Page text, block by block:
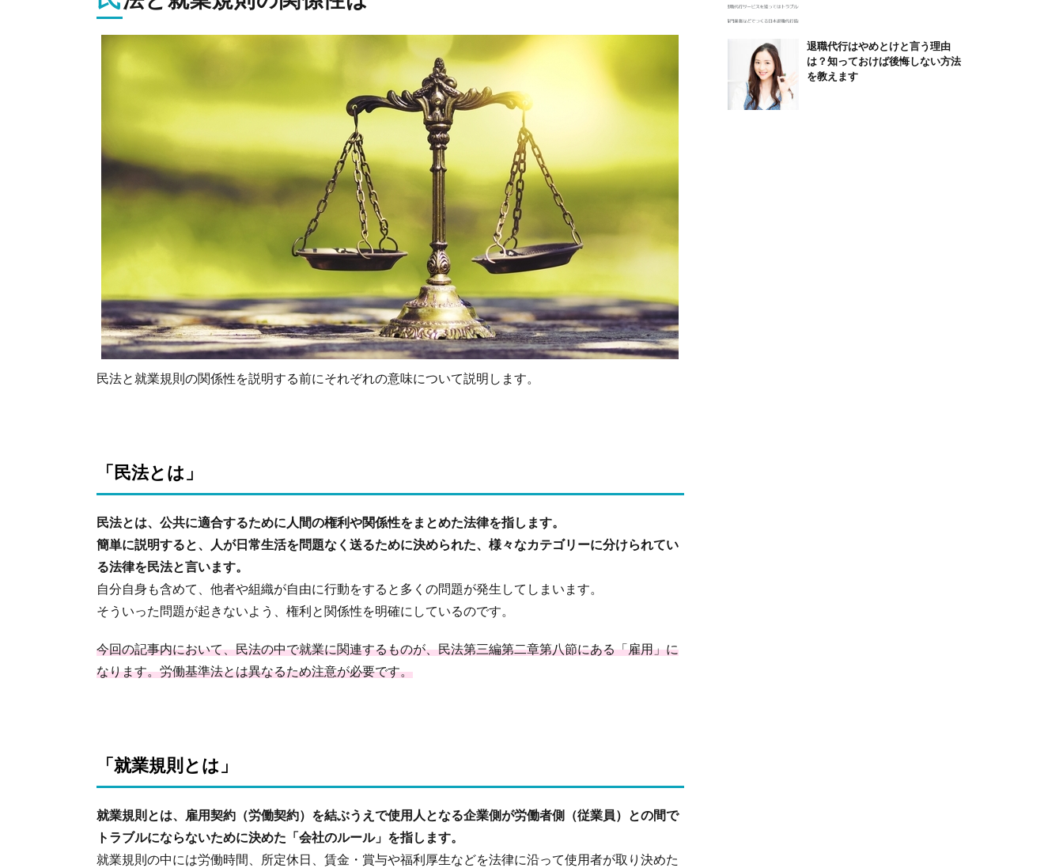
業
1.1.
「民
法と
「就
は」
2.
人事
は知
って
則は
どち
上？
3.
退職
代行
ビス
相談
が増
性
ま
と
め
民法と就業規則の関係性を説明する前にそれぞれの意味について説明します。
「民法とは」
民法とは、公共に適合するために人間の権利や関係性をまとめた法律を指します。
簡単に説明すると、人が日常生活を問題なく送るために決められた、様々なカテゴリーに分けられてい
る法律を民法と言います。
自分自身も含めて、他者や組織が自由に行動をすると多くの問題が発生してしまいます。
そういった問題が起きないよう、権利と関係性を明確にしているのです。
今回の記事内において、民法の中で就業に関連するものが、民法第三編第二章第八節にある「雇用」に
なります。労働基準法とは異なるため注意が必要です。
「就業規則とは」
就業規則とは、雇用契約（労働契約）を結ぶうえで使用人となる企業側が労働者側（従業員）との間で
トラブルにならないために決めた「会社のルール」を指します。
就業規則の中には労働時間、所定休日、賃金・賞与や福利厚生などを法律に沿って使用者が取り決めた
退職代行はやめとけと言う理由
は？知っておけば後悔しない方法
を教えます